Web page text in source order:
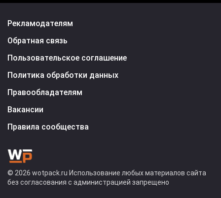
Рекламодателям
Обратная связь
Пользовательское соглашение
Политика обработки данных
Правообладателям
Вакансии
Правила сообщества
© 2026 wotpack.ru Использование любых материалов сайта
без согласования с администрацией запрещено